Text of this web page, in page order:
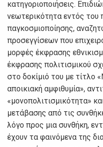
κατηγοριοποιήσεις.
νεωτερικότητα εντός του
παγκοσμιοποίησης,
προσεγγίσεων που
μορφές έκφρασης
έκφρασης πολιτισμικού
στο δοκίμιό του με τίτλο
αποικιακή αμφιθυμία»,
«μονοπολιτισμικότητα»
μετάβασης από τις
λόγο προς μια συνθήκη,
έχουν τα φαινόμενα της